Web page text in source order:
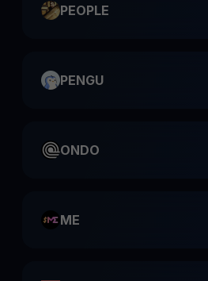
PEOPLE
PENGU
ONDO
ME